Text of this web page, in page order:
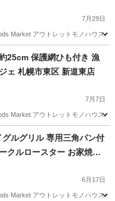
7月29日
Market アウトレットモノハウ
ヤー、レコーダー DVD
25cm 保護網ひも付き 漁
ェ 札幌市東区 新道東店
7月7日
Market アウトレットモノハウ
雑貨/小物 漁具
ルグリル 専用三角パン付
クルロースター お家焼肉
6月17日
Market アウトレットモノハウ